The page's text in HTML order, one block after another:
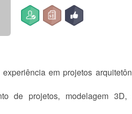
em projetos
de projetos, modelagem